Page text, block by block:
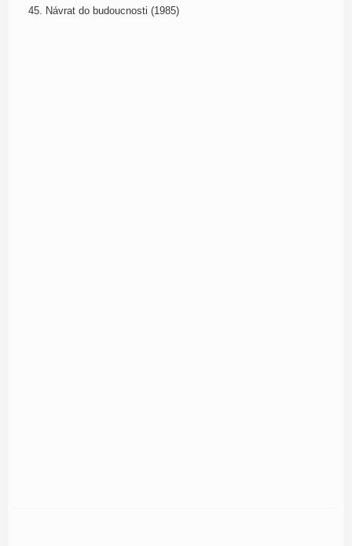
45. Návrat do budoucnosti (1985)